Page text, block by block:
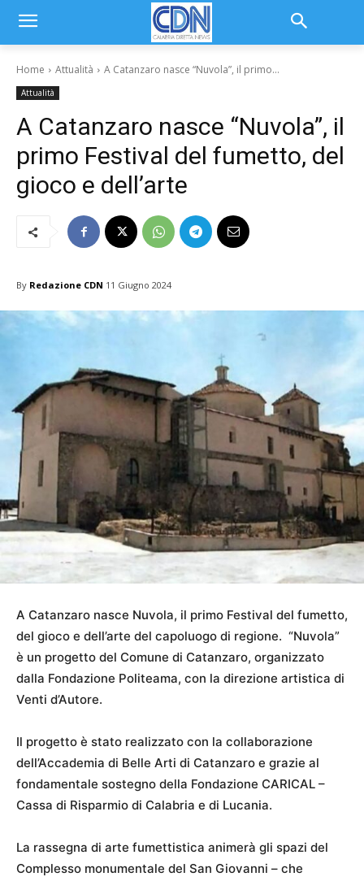
Home Attualità A Catanzaro nasce “Nuvola”, il primo...
Attualità
A Catanzaro nasce “Nuvola”, il
primo Festival del fumetto, del
gioco e dell’arte
By Redazione CDN 11 Giugno 2024
A Catanzaro nasce Nuvola, il primo Festival del fumetto,
del gioco e dell’arte del capoluogo di regione. “Nuvola”
è un progetto del Comune di Catanzaro, organizzato
dalla Fondazione Politeama, con la direzione artistica di
Venti d’Autore.
Il progetto è stato realizzato con la collaborazione
dell’Accademia di Belle Arti di Catanzaro e grazie al
fondamentale sostegno della Fondazione CARICAL –
Cassa di Risparmio di Calabria e di Lucania.
La rassegna di arte fumettistica animerà gli spazi del
Complesso monumentale del San Giovanni – che